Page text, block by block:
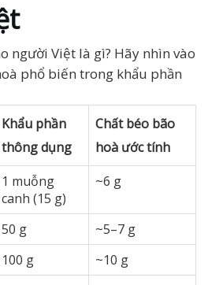
người Việt là gì? Hãy nhìn vào
phổ biến trong khẩu phần
Khẩu phần
thông dụng
Chất béo bão
hoà ước tính
1 muỗng
canh (15 g)
~6 g
50 g
~5–7 g
100 g
~10 g